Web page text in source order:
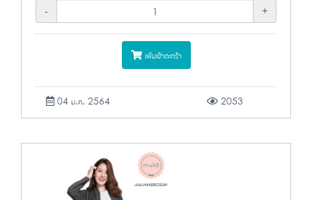
-
+
เพิ่มเข้าตะกร้า
04 ม.ค. 2564 2053